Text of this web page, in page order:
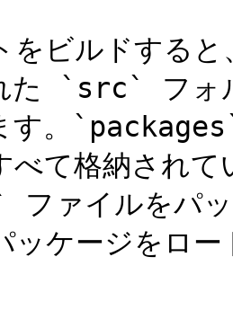
をビルドする
た `src` フォ
す。
べて格納され
ァイルをパッ
ッケージをロ